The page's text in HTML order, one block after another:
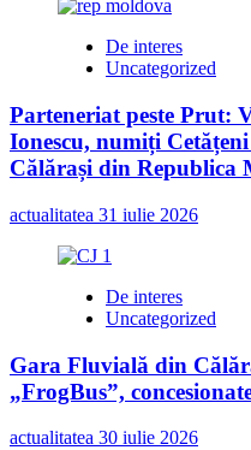
De interes
Uncategorized
Parteneriat peste Prut:
Ionescu, numiți
Călărași din Republica
actualitatea 31 iulie 2026
De interes
Uncategorized
Gara Fluvială din
„FrogBus”,
actualitatea 30 iulie 2026